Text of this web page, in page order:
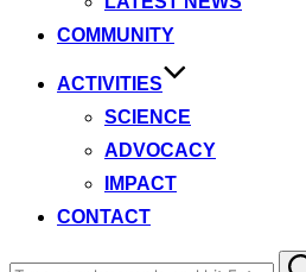
COMMUNITY
ACTIVITIES
SCIENCE
ADVOCACY
IMPACT
CONTACT
Search